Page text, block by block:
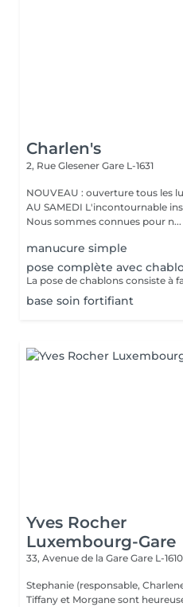
Charlen's
2, Rue Glesener Gare L-1631
NOUVEAU : ouverture tous les
AU SAMEDI L'incontournable institut de beauté à Luxembourg.
Nous sommes connues pour n...
manucure simple
pose complète avec
base soin fortifiant
Yves Rocher
Luxembourg-Gare
33, Avenue de la Gare Gare L-1610
Stephanie (responsable,
Tiffany et Morgane sont